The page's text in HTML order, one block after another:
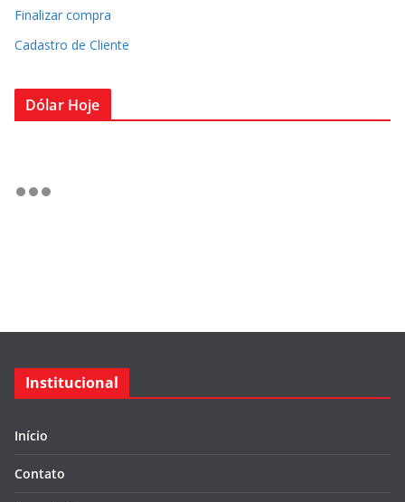
Finalizar compra
Cadastro de Cliente
Dólar Hoje
Institucional
Início
Contato